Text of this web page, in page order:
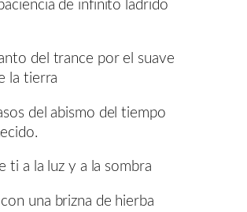
de infinito ladrido
del trance por el suave
la tierra
del abismo del tiempo
ti a la luz y a la sombra
una brizna de hierba